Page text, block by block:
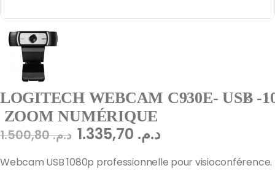
LOGITECH WEBCAM C930E- USB -
ZOOM NUMÉRIQUE
د.م.1.500,80 د.م.
Webcam USB 1080p professionnelle pour visioconférence.